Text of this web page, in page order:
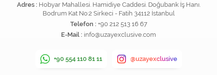
Adres : Hobyar Mahallesi. Hamidiye Caddesi. Doğubank İş Hanı.
Bodrum Kat No:2 Sirkeci - Fatih 34112 İstanbul
Telefon : +90 212 513 16 67
E-Mail : info@uzayexclusive.com
+90 554 110 81 11 @uzayexclusive